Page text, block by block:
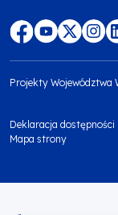
Menu
footer
top
footer
Projekty Województwa
Menu
footer
Deklaracja dostępności
Mapa strony